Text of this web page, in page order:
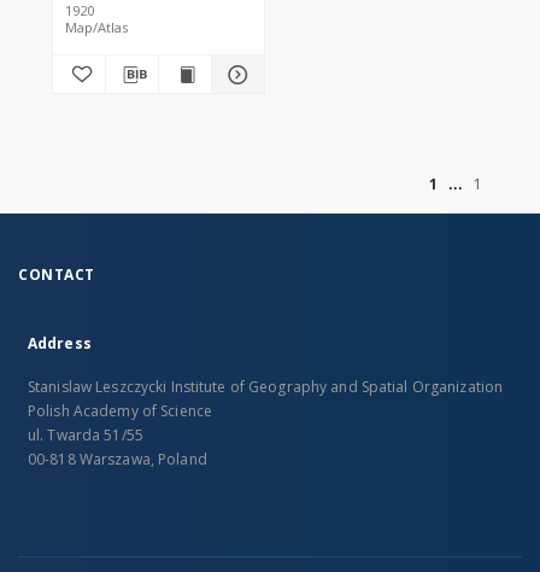
1920
Map/Atlas
1
1
CONTACT
Address
Stanislaw Leszczycki Institute of Geography and Spatial Organization
Polish Academy of Science
ul. Twarda 51/55
00-818 Warszawa, Poland